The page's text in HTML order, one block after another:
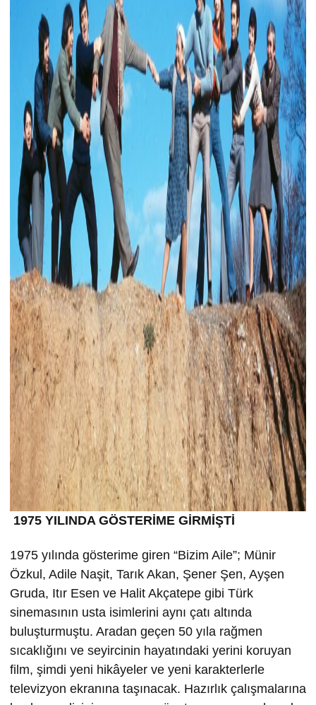
1975 YILINDA GÖSTERİME GİRMİŞTİ
1975 yılında gösterime giren “Bizim Aile”; Münir
Özkul, Adile Naşit, Tarık Akan, Şener Şen, Ayşen
Gruda, Itır Esen ve Halit Akçatepe gibi Türk
sinemasının usta isimlerini aynı çatı altında
buluşturmuştu. Aradan geçen 50 yıla rağmen
sıcaklığını ve seyircinin hayatındaki yerini koruyan
film, şimdi yeni hikâyeler ve yeni karakterlerle
televizyon ekranına taşınacak. Hazırlık çalışmalarına